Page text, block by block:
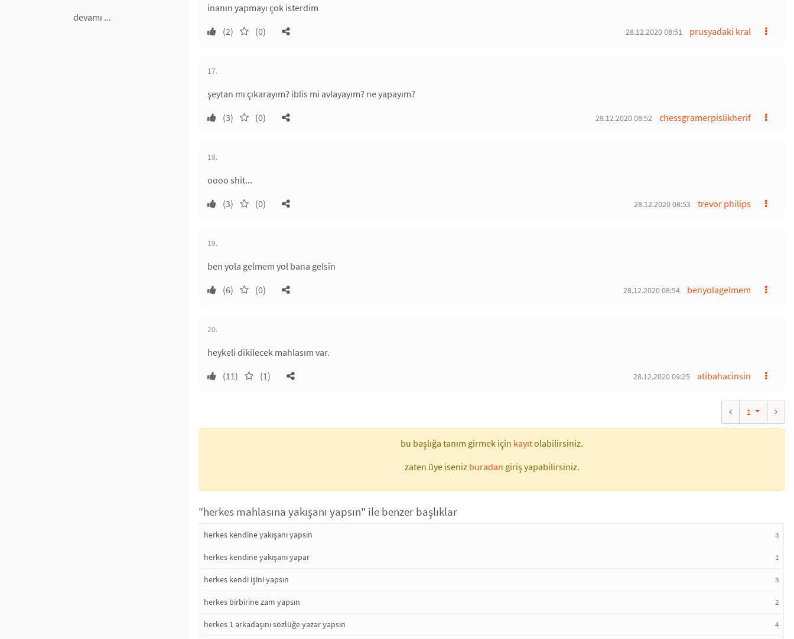
devamı ...
inanın yapmayı çok isterdim
(2)
(0) prusyadaki kral
28.12.2020 08:51
17.
şeytan mı çıkarayım? iblis mi avlayayım? ne yapayım?
(3)
(0) chessgramerpislikherif
28.12.2020 08:52
18.
oooo shit...
(3)
(0) trevor philips
28.12.2020 08:53
19.
ben yola gelmem yol bana gelsin
(6)
(0) benyolagelmem
28.12.2020 08:54
20.
heykeli dikilecek mahlasım var.
(11)
(1) atibahacinsin
28.12.2020 09:25
1
bu başlığa tanım girmek için kayıtolabilirsiniz.
zaten üye iseniz buradan giriş yapabilirsiniz.
"herkes mahlasına yakışanı yapsın" ile benzer başlıklar
herkes kendine yakışanı yapsın 3
herkes kendine yakışanı yapar 1
herkes kendi işini yapsın 3
herkes birbirine zam yapsın 2
herkes 1 arkadaşını sözlüğe yazar yapsın 4